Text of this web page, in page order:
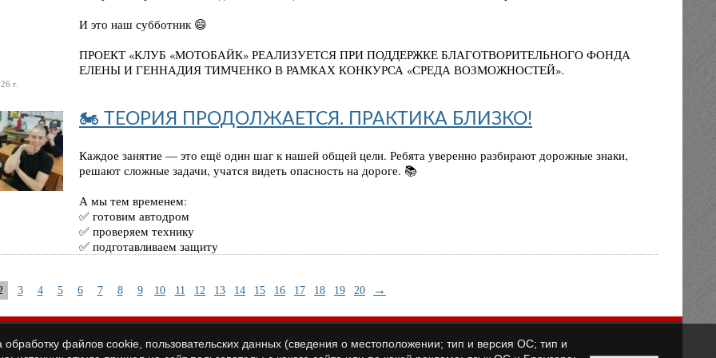
И это наш субботник 😄
ПРОЕКТ «КЛУБ «МОТОБАЙК» РЕАЛИЗУЕТСЯ ПРИ ПОДДЕРЖКЕ БЛАГОТВОРИТЕЛЬНОГО ФОНДА
ЕЛЕНЫ И ГЕННАДИЯ ТИМЧЕНКО В РАМКАХ КОНКУРСА «СРЕДА ВОЗМОЖНОСТЕЙ».
г.
🏍 ТЕОРИЯ ПРОДОЛЖАЕТСЯ. ПРАКТИКА БЛИЗКО!
Каждое занятие — это ещё один шаг к нашей общей цели. Ребята уверенно разбирают дорожные знаки,
решают сложные задачи, учатся видеть опасность на дороге. 📚
А мы тем временем:
✅ готовим автодром
✅ проверяем технику
✅ подготавливаем защиту
3 4 5 6 7 8 9 10 11 12 13 14 15 16 17 18 19 20 →
файлов cookie, пользовательских данных (сведения о местоположении; тип и версия ОС; тип и